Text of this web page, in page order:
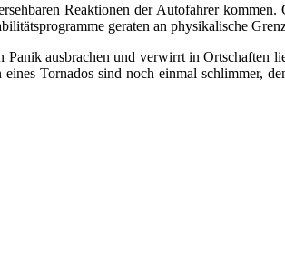
Reaktionen der Autofahrer kommen.
geraten an physikalische
ausbrachen und verwirrt in Ortschaften
Tornados sind noch einmal schlimmer,